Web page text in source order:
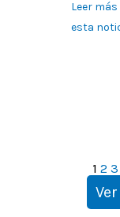
Leer
esta
1 2 3